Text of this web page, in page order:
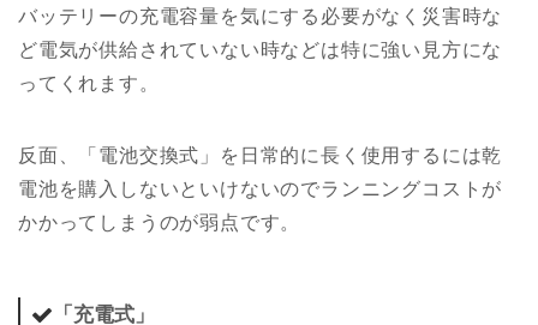
バッテリーの充電容量を気にする必要がなく災害時な
ど電気が供給されていない時などは特に強い見方にな
ってくれます。
反面、「電池交換式」を日常的に長く使用するには乾
電池を購入しないといけないのでランニングコストが
かかってしまうのが弱点です。
「充電式」